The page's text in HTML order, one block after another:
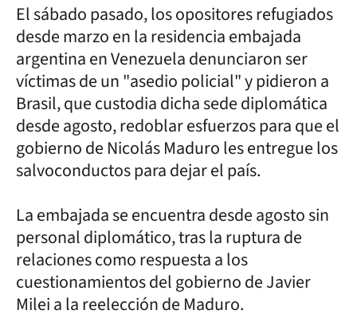
El sábado pasado, los opositores refugiados
desde marzo en la residencia embajada
argentina en Venezuela denunciaron ser
víctimas de un "asedio policial" y pidieron a
Brasil, que custodia dicha sede diplomática
desde agosto, redoblar esfuerzos para que el
gobierno de Nicolás Maduro les entregue los
salvoconductos para dejar el país.
La embajada se encuentra desde agosto sin
personal diplomático, tras la ruptura de
relaciones como respuesta a los
cuestionamientos del gobierno de Javier
Milei a la reelección de Maduro.